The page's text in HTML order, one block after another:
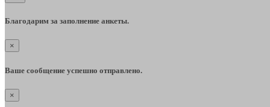
Благодарим за заполнение анкеты.
×
Ваше сообщение успешно отправлено.
×